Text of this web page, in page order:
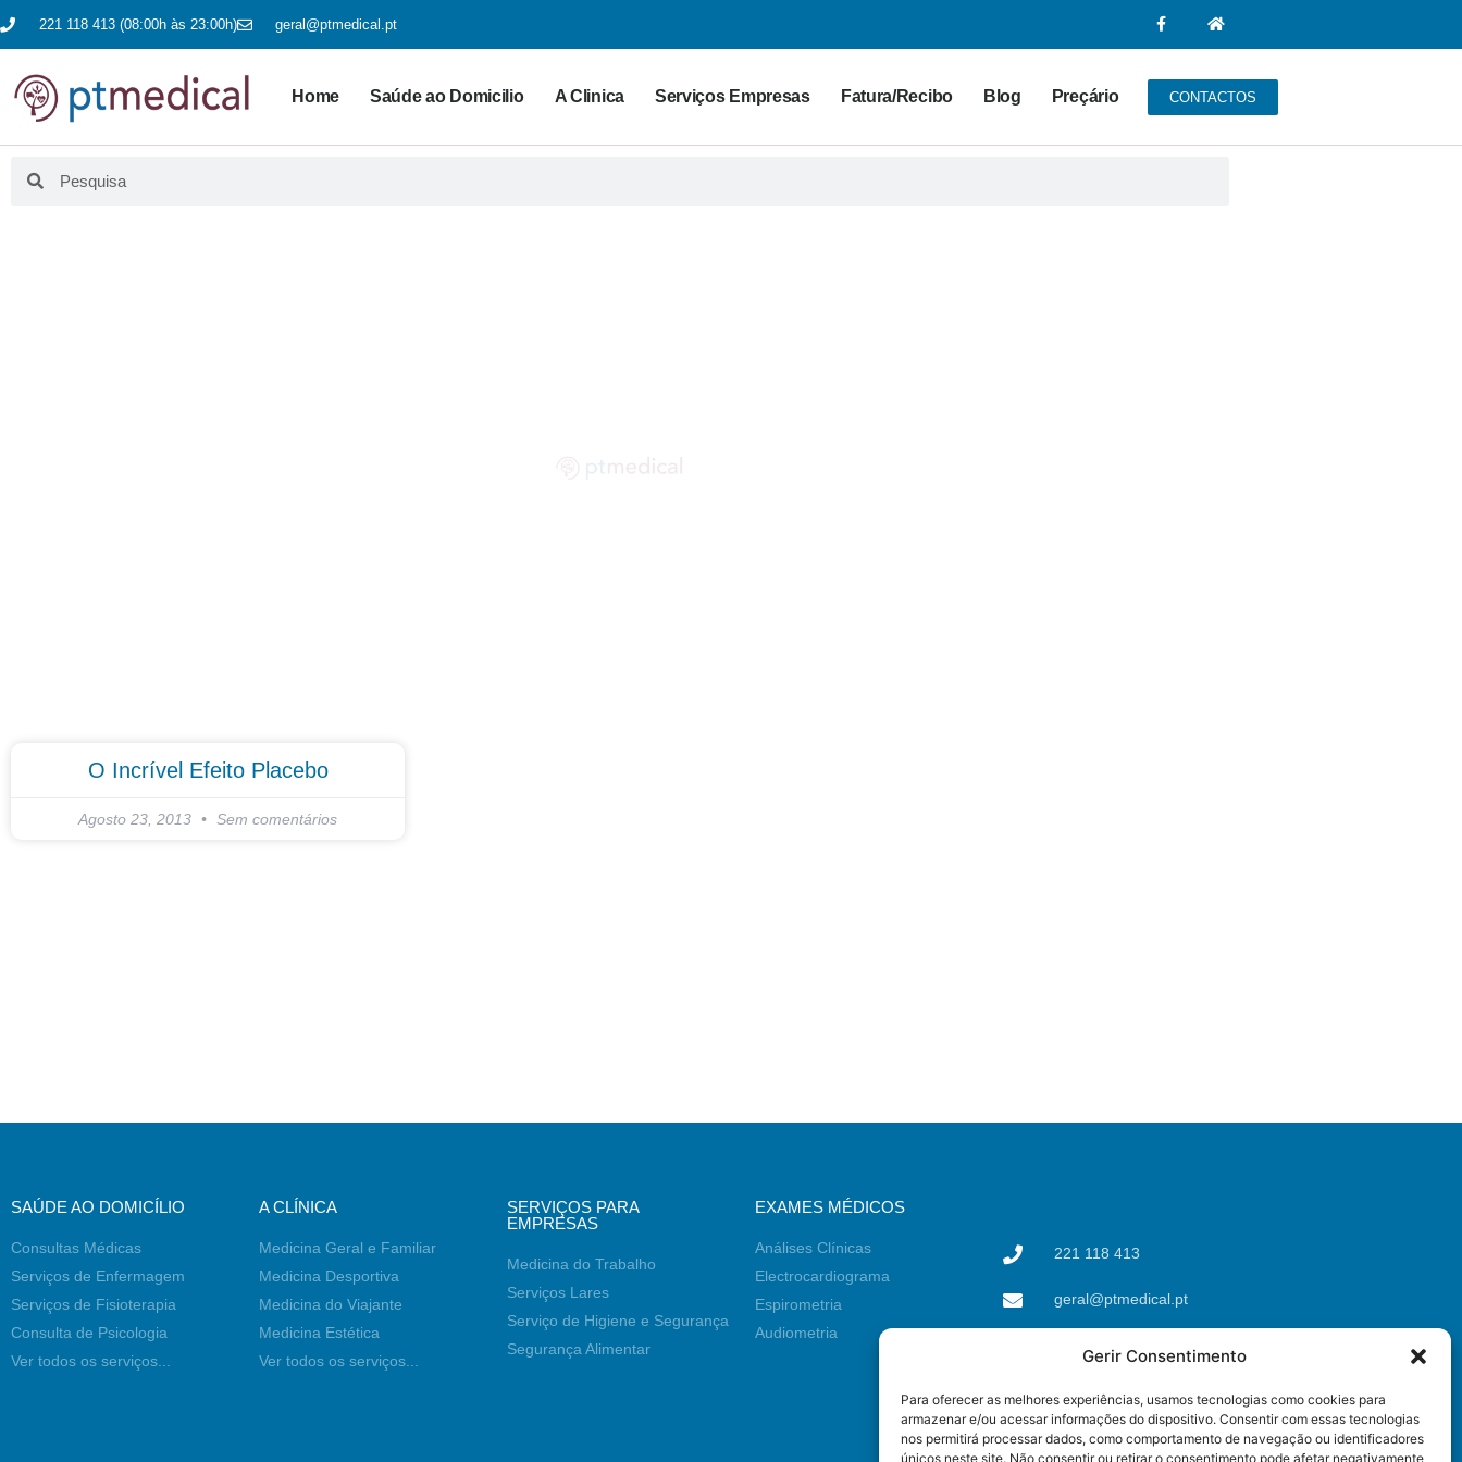
Gerir Consentimento
Para oferecer as melhores experiências, usamos tecnologias como cookies para
armazenar e/ou acessar informações do dispositivo. Consentir com essas tecnologias
nos permitirá processar dados, como comportamento de navegação ou identificadores
únicos neste site. Não consentir ou retirar o consentimento pode afetar negativamente
221 118 413 (08:00h às 23:00h) geral@ptmedical.pt
Home Saúde ao Domicilio A Clinica Serviços Empresas Fatura/Recibo Blog Preçário CONTACTOS
O Incrível Efeito Placebo
Agosto 23, 2013 Sem comentários
SAÚDE AO DOMICÍLIO
Consultas Médicas
Serviços de Enfermagem
Serviços de Fisioterapia
Consulta de Psicologia
Ver todos os serviços...
A CLÍNICA
Medicina Geral e Familiar
Medicina Desportiva
Medicina do Viajante
Medicina Estética
Ver todos os serviços...
SERVIÇOS PARA
EMPRESAS
Medicina do Trabalho
Serviços Lares
Serviço de Higiene e Segurança
Segurança Alimentar
EXAMES MÉDICOS
Análises Clínicas
Electrocardiograma
Espirometria
Audiometria
221 118 413
geral@ptmedical.pt
4425-051 Águas Santas,